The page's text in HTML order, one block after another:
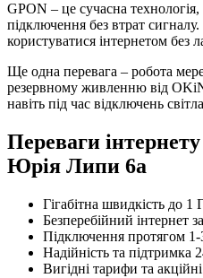
GPON – це сучасна
підключення без втрат
користуватися інтернетом без
Ще одна перевага – робота
резервному живленню від
навіть під час відключень
Переваги
Юрія Липи 6а
Гігабітна швидкість до 1
Безперебійний інтернет
Підключення протягом 1-
Надійність та підтримка
Вигідні тарифи та